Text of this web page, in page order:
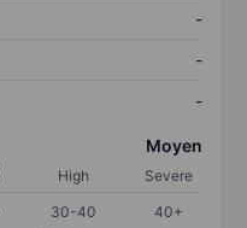
-
-
-
Moyen
High
Severe
30-40 40+